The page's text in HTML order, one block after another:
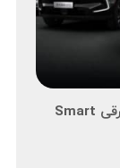
سود خیره کننده هوآوی از فروش خودروی برقی Smart